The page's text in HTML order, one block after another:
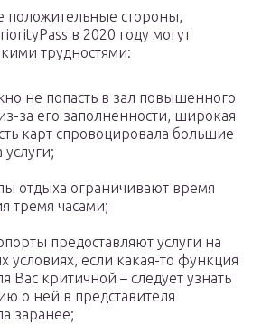
положительные стороны,
в 2020 году могут
трудностями:
не попасть в зал повышенного
за его заполненности, широкая
карт спровоцировала большие
отдыха ограничивают время
тремя часами;
предоставляют услуги на
условиях, если какая-то функция
Вас критичной – следует узнать
о ней в представителя
заранее;